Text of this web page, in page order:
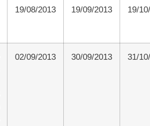
19/08/2013
19/09/2013
19/
02/09/2013 30/09/2013 31/